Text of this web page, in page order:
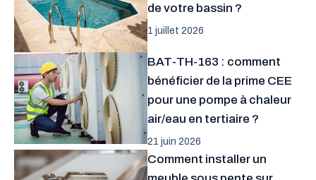
de votre bassin ?
1 juillet 2026
BAT-TH-163 : comment
bénéficier de la prime CEE
pour une pompe à chaleur
air/eau en tertiaire ?
21 juin 2026
Comment installer un